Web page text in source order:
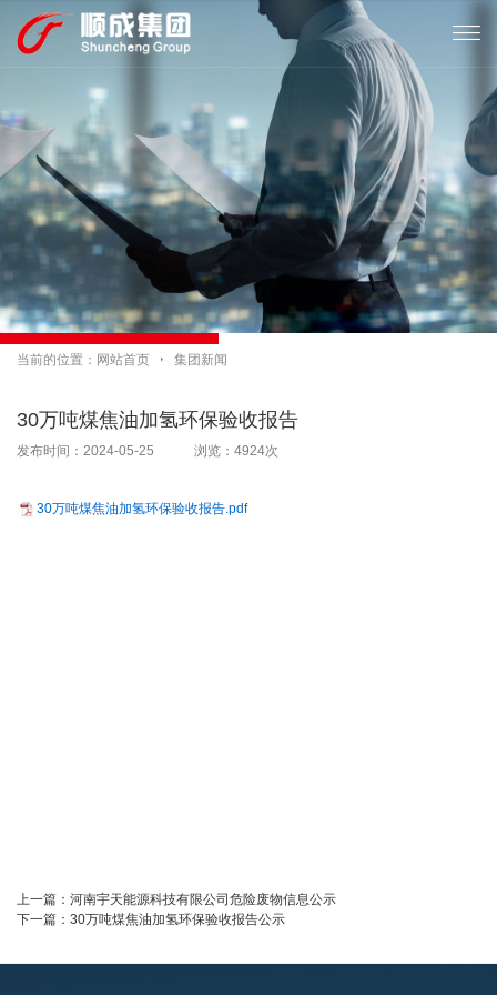

当前的位置： 网站首页  集团新闻
30万吨煤焦油加氢环保验收报告
发布时间：2024-05-25 浏览：4924次
30万吨煤焦油加氢环保验收报告.pdf
上一篇： 河南宇天能源科技有限公司危险废物信息公示
下一篇： 30万吨煤焦油加氢环保验收报告公示